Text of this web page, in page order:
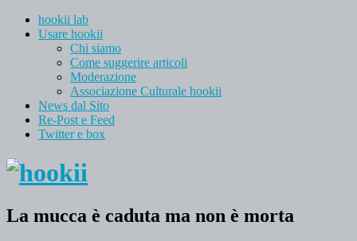
hookii lab
Usare hookii
Chi siamo
Come suggerire articoli
Moderazione
Associazione Culturale hookii
News dal Sito
Re-Post e Feed
Twitter e box
La mucca è caduta ma non è morta